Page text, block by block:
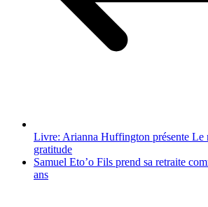
Livre: Arianna Huffington présente Le
gratitude
Samuel Eto’o Fils prend sa retraite
ans